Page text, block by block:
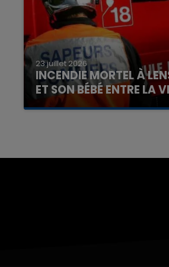
23 juillet 2026
INCENDIE MORTEL À
ET SON BÉBÉ ENTRE LA
Un homme s'est immolé